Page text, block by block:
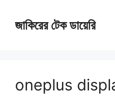
জাকিরের টেক ডায়েরি
oneplus